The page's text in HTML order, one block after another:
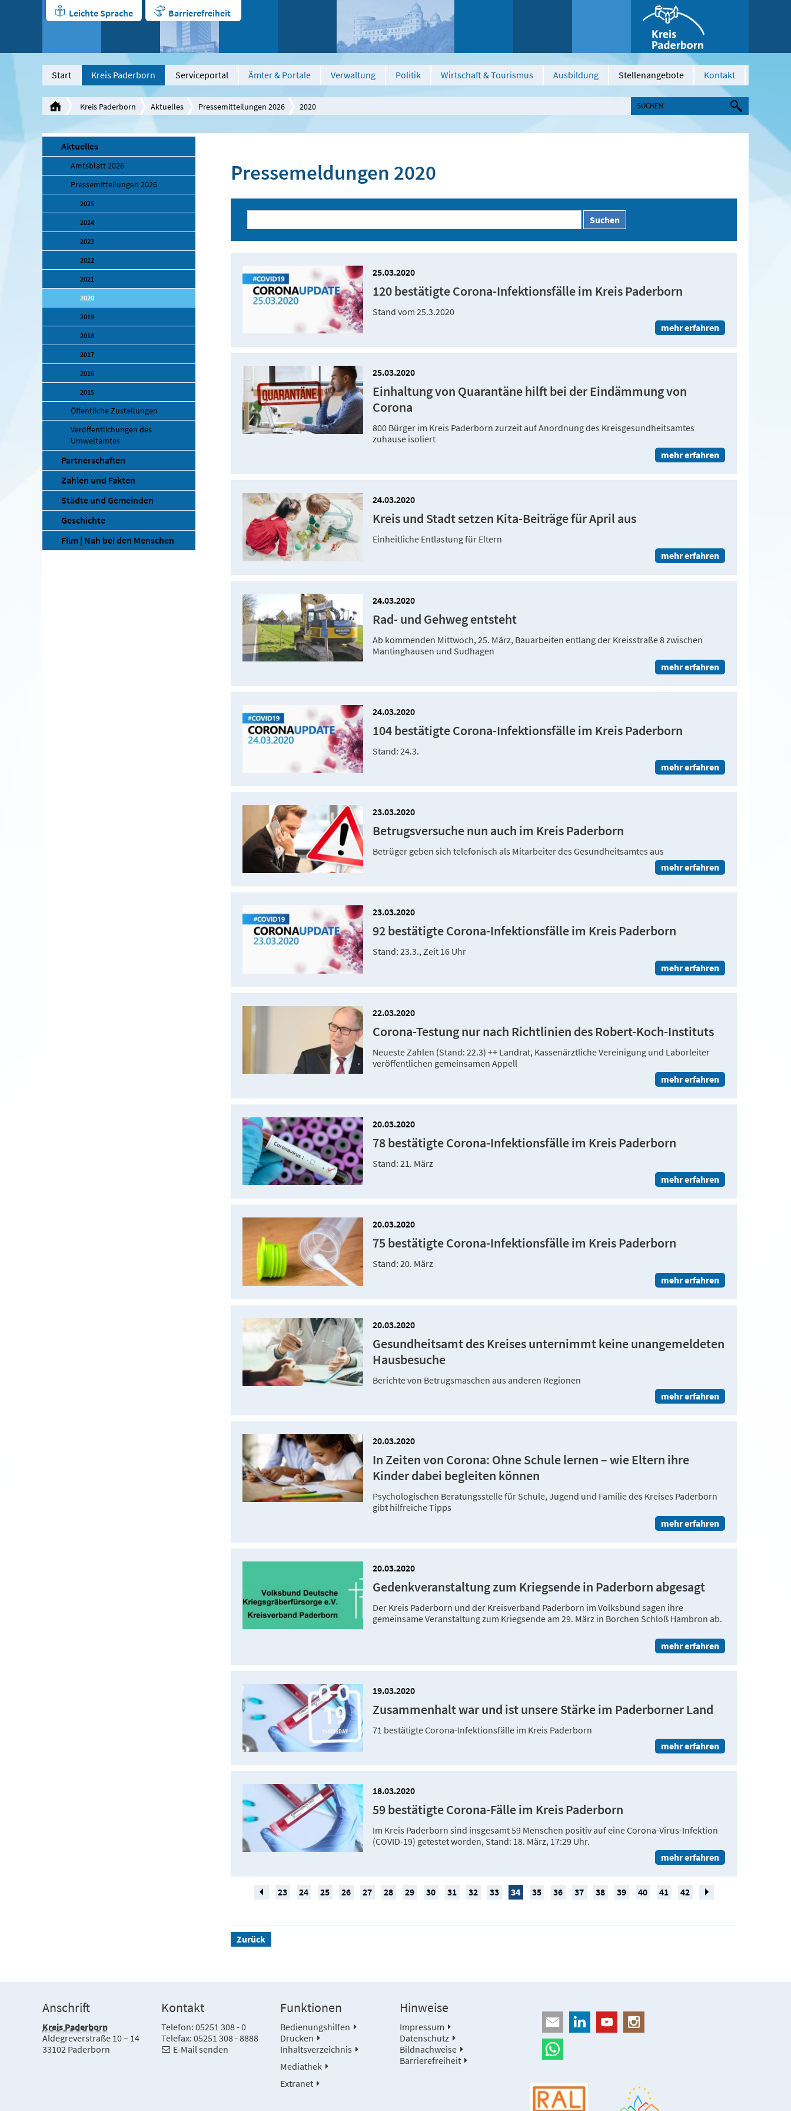
Leichte Sprache Barrierefreiheit
Start Kreis Paderborn Serviceportal Ämter & Portale Verwaltung Politik Wirtschaft & Tourismus Ausbildung Stellenangebote Kontakt
Kreis Paderborn Aktuelles Pressemitteilungen 2026 2020
Aktuelles
Amtsblatt 2026
Pressemitteilungen 2026
2025
2024
2023
2022
2021
2020
2019
2018
2017
2016
2015
Öffentliche Zustellungen
Veröffentlichungen des
Umweltamtes
Partnerschaften
Zahlen und Fakten
Städte und Gemeinden
Geschichte
Film | Nah bei den Menschen
Pressemeldungen 2020
Suchen
25.03.2020
120 bestätigte Corona-Infektionsfälle im Kreis Paderborn
Stand vom 25.3.2020
mehr erfahren
25.03.2020
Einhaltung von Quarantäne hilft bei der Eindämmung von
Corona
800 Bürger im Kreis Paderborn zurzeit auf Anordnung des Kreisgesundheitsamtes
zuhause isoliert
mehr erfahren
24.03.2020
Kreis und Stadt setzen Kita-Beiträge für April aus
Einheitliche Entlastung für Eltern
mehr erfahren
24.03.2020
Rad- und Gehweg entsteht
Ab kommenden Mittwoch, 25. März, Bauarbeiten entlang der Kreisstraße 8 zwischen
Mantinghausen und Sudhagen
mehr erfahren
24.03.2020
104 bestätigte Corona-Infektionsfälle im Kreis Paderborn
Stand: 24.3.
mehr erfahren
23.03.2020
Betrugsversuche nun auch im Kreis Paderborn
Betrüger geben sich telefonisch als Mitarbeiter des Gesundheitsamtes aus
mehr erfahren
23.03.2020
92 bestätigte Corona-Infektionsfälle im Kreis Paderborn
Stand: 23.3., Zeit 16 Uhr
mehr erfahren
22.03.2020
Corona-Testung nur nach Richtlinien des Robert-Koch-Instituts
Neueste Zahlen (Stand: 22.3) ++ Landrat, Kassenärztliche Vereinigung und Laborleiter
veröffentlichen gemeinsamen Appell
mehr erfahren
20.03.2020
78 bestätigte Corona-Infektionsfälle im Kreis Paderborn
Stand: 21. März
mehr erfahren
20.03.2020
75 bestätigte Corona-Infektionsfälle im Kreis Paderborn
Stand: 20. März
mehr erfahren
20.03.2020
Gesundheitsamt des Kreises unternimmt keine unangemeldeten
Hausbesuche
Berichte von Betrugsmaschen aus anderen Regionen
mehr erfahren
20.03.2020
In Zeiten von Corona: Ohne Schule lernen – wie Eltern ihre
Kinder dabei begleiten können
Psychologischen Beratungsstelle für Schule, Jugend und Familie des Kreises Paderborn
gibt hilfreiche Tipps
mehr erfahren
20.03.2020
Gedenkveranstaltung zum Kriegsende in Paderborn abgesagt
Der Kreis Paderborn und der Kreisverband Paderborn im Volksbund sagen ihre
gemeinsame Veranstaltung zum Kriegsende am 29. März in Borchen Schloß Hambron ab.
mehr erfahren
19.03.2020
Zusammenhalt war und ist unsere Stärke im Paderborner Land
71 bestätigte Corona-Infektionsfälle im Kreis Paderborn
mehr erfahren
18.03.2020
59 bestätigte Corona-Fälle im Kreis Paderborn
Im Kreis Paderborn sind insgesamt 59 Menschen positiv auf eine Corona-Virus-Infektion
(COVID-19) getestet worden, Stand: 18. März, 17:29 Uhr.
mehr erfahren
23 24 25 26 27 28 29 30 31 32 33 34 35 36 37 38 39 40 41 42
Zurück
Anschrift
Kreis Paderborn
Aldegreverstraße 10 – 14
33102 Paderborn
Kontakt
Telefon: 05251 308 - 0
Telefax: 05251 308 - 8888
E-Mail senden
Funktionen
Bedienungshilfen
Drucken
Inhaltsverzeichnis
Mediathek
Extranet
Hinweise
Impressum
Datenschutz
Bildnachweise
Barrierefreiheit